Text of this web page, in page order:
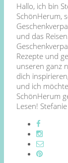
Hallo, ich bin
SchönHerum,
und das
Rezepte und
unseren ganz
dich
und ich
SchönHerum
Lesen!